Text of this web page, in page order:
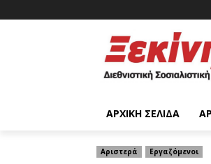
ΑΡΧΙΚΉ ΣΕΛΊΔΑ
Αριστερά Εργαζόμενοι